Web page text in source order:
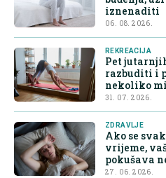
iznenaditi
06. 08. 2026.
REKREACIJA
Pet
razbuditi i
nekoliko
31. 07. 2026.
ZDRAVLJE
Ako se
vrijeme,
pokušava
27. 06. 2026.